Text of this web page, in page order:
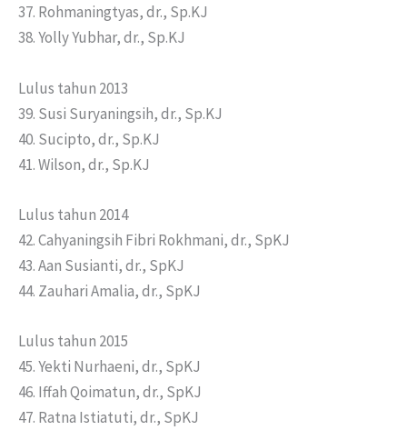
37. Rohmaningtyas, dr., Sp.KJ
38. Yolly Yubhar, dr., Sp.KJ
Lulus tahun 2013
39. Susi Suryaningsih, dr., Sp.KJ
40. Sucipto, dr., Sp.KJ
41. Wilson, dr., Sp.KJ
Lulus tahun 2014
42. Cahyaningsih Fibri Rokhmani, dr., SpKJ
43. Aan Susianti, dr., SpKJ
44. Zauhari Amalia, dr., SpKJ
Lulus tahun 2015
45. Yekti Nurhaeni, dr., SpKJ
46. Iffah Qoimatun, dr., SpKJ
47. Ratna Istiatuti, dr., SpKJ